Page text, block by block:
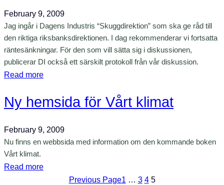
a
f
u
n
d
e
i
g
a
m
n
a
m
n
u
p
February 9, 2009
Jag ingår i Dagens Industris “Skuggdirektion” som ska ge råd till
den riktiga riksbanksdirektionen. I dag rekommenderar vi fortsatta
räntesänkningar. För den som vill sätta sig i diskussionen,
publicerar DI också ett särskilt protokoll från vår diskussion.
Read more:
k
g
g
i
Ny hemsida för Vårt klimat
February 9, 2009
Nu finns en webbsida med information om den kommande boken
Vårt klimat.
Read more:
Previous Page1 … 3 4 5